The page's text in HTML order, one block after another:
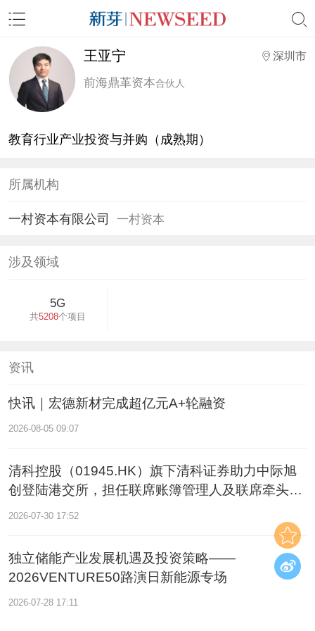
王亚宁 深圳市
前海鼎革资本合伙人
教育行业产业投资与并购（成熟期）
所属机构
一村资本有限公司 一村资本
涉及领域
5G
共5208个项目
资讯
快讯｜宏德新材完成超亿元A+轮融资
2026-08-05 09:07
清科控股（01945.HK）旗下清科证券助力中际旭
创登陆港交所，担任联席账簿管理人及联席牵头经
办人
2026-07-30 17:52
独立储能产业发展机遇及投资策略——
2026VENTURE50路演日新能源专场
2026-07-28 17:11